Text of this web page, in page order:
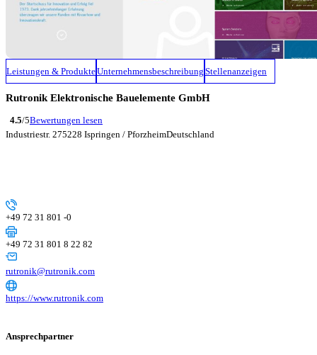
Leistungen & ProdukteUnternehmensbeschreibung Stellenanzeigen
Rutronik Elektronische Bauelemente GmbH
4.5/5Bewertungen lesen
Industriestr. 275228 Ispringen / PforzheimDeutschland
+49 72 31 801 -0
+49 72 31 801 8 22 82
rutronik@rutronik.com
https://www.rutronik.com
Ansprechpartner